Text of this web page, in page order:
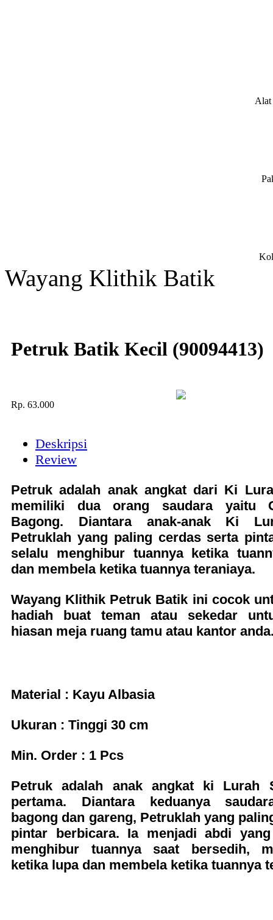
Alat
Wayang Klithik Batik
Petruk Batik Kecil (90094413)
Rp. 63.000
Deskripsi
Review
Petruk adalah anak angkat dari Ki
memiliki dua orang saudara yaitu
Bagong. Diantara anak-anak Ki
Petruklah yang paling cerdas serta
selalu menghibur tuannya ketika
dan membela ketika tuannya teraniaya.
Wayang Klithik Petruk Batik ini cocok
hadiah buat teman atau sekedar
hiasan meja ruang tamu atau kantor
Material : Kayu Albasia
Ukuran : Tinggi 30 cm
Min. Order : 1 Pcs
Petruk adalah anak angkat ki Lurah
pertama. Diantara keduanya
bagong dan gareng, Petruklah yang
pintar berbicara. Ia menjadi abdi
menghibur tuannya saat bersedih,
ketika lupa dan membela ketika tuannya